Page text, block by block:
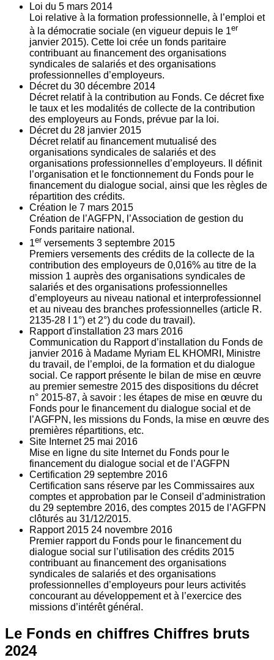
Loi du 5 mars 2014
Loi relative à la formation professionnelle, à l’emploi et
à la démocratie sociale (en vigueur depuis le 1er
janvier 2015). Cette loi crée un fonds paritaire
contribuant au financement des organisations
syndicales de salariés et des organisations
professionnelles d’employeurs.
Décret du 30 décembre 2014
Décret relatif à la contribution au Fonds. Ce décret fixe
le taux et les modalités de collecte de la contribution
des employeurs au Fonds, prévue par la loi.
Décret du 28 janvier 2015
Décret relatif au financement mutualisé des
organisations syndicales de salariés et des
organisations professionnelles d’employeurs. Il définit
l’organisation et le fonctionnement du Fonds pour le
financement du dialogue social, ainsi que les règles de
répartition des crédits.
Création le 7 mars 2015
Création de l’AGFPN, l’Association de gestion du
Fonds paritaire national.
1er versements 3 septembre 2015
Premiers versements des crédits de la collecte de la
contribution des employeurs de 0,016% au titre de la
mission 1 auprès des organisations syndicales de
salariés et des organisations professionnelles
d’employeurs au niveau national et interprofessionnel
et au niveau des branches professionnelles (article R.
2135‐28 I 1°) et 2°) du code du travail).
Rapport d'installation 23 mars 2016
Communication du Rapport d’installation du Fonds de
janvier 2016 à Madame Myriam EL KHOMRI, Ministre
du travail, de l’emploi, de la formation et du dialogue
social. Ce rapport présente le bilan de mise en œuvre
au premier semestre 2015 des dispositions du décret
n° 2015-87, à savoir : les étapes de mise en œuvre du
Fonds pour le financement du dialogue social et de
l’AGFPN, les missions du Fonds, la mise en œuvre des
premières répartitions, etc.
Site Internet 25 mai 2016
Mise en ligne du site Internet du Fonds pour le
financement du dialogue social et de l’AGFPN
Certification 29 septembre 2016
Certification sans réserve par les Commissaires aux
comptes et approbation par le Conseil d’administration
du 29 septembre 2016, des comptes 2015 de l’AGFPN
clôturés au 31/12/2015.
Rapport 2015 24 novembre 2016
Premier rapport du Fonds pour le financement du
dialogue social sur l’utilisation des crédits 2015
contribuant au financement des organisations
syndicales de salariés et des organisations
professionnelles d’employeurs pour leurs activités
concourant au développement et à l’exercice des
missions d’intérêt général.
Le Fonds en chiffres Chiffres bruts
2024